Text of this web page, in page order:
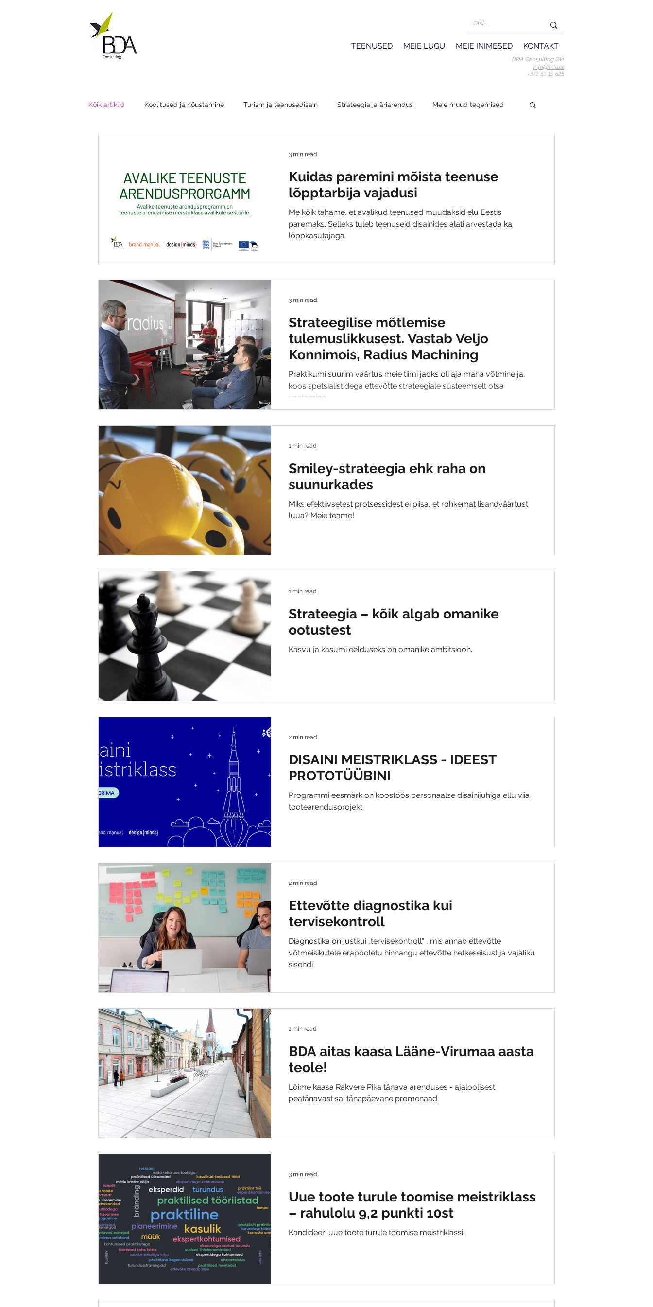
TEENUSED MEIE LUGU MEIE INIMESED KONTAKT
BDA Consulting OÜ
info@bda.ee
+372 51 15 625
Kõik artiklid Koolitused ja nõustamine Turism ja teenusedisain Strateegia ja äriarendus Meie muud tegemised
Kuidas paremini mõista teenuse
lõpptarbija vajadusi
Me kõik tahame, et avalikud teenused muudaksid elu Eestis
paremaks. Selleks tuleb teenuseid disainides alati arvestada ka
lõppkasutajaga.
3 min read
Strateegilise mõtlemise
tulemuslikkusest. Vastab Veljo
Konnimois, Radius Machining
Praktikumi suurim väärtus meie tiimi jaoks oli aja maha võtmine ja
koos spetsialistidega ettevõtte strateegiale süsteemselt otsa
vaatamine.
3 min read
Smiley-strateegia ehk raha on
suunurkades
Miks efektiivsetest protsessidest ei piisa, et rohkemat lisandväärtust
luua? Meie teame!
1 min read
Strateegia – kõik algab omanike
ootustest
Kasvu ja kasumi eelduseks on omanike ambitsioon.
1 min read
DISAINI MEISTRIKLASS - IDEEST
PROTOTÜÜBINI
Programmi eesmärk on koostöös personaalse disainijuhiga ellu viia
tootearendusprojekt.
2 min read
Ettevõtte diagnostika kui
tervisekontroll
Diagnostika on justkui „tervisekontroll“ , mis annab ettevõtte
võtmeisikutele erapooletu hinnangu ettevõtte hetkeseisust ja vajaliku
sisendi
2 min read
BDA aitas kaasa Lääne-Virumaa aasta
teole!
Lõime kaasa Rakvere Pika tänava arenduses - ajaloolisest
peatänavast sai tänapäevane promenaad.
1 min read
Uue toote turule toomise meistriklass
– rahulolu 9,2 punkti 10st
Kandideeri uue toote turule toomise meistriklassi!
3 min read